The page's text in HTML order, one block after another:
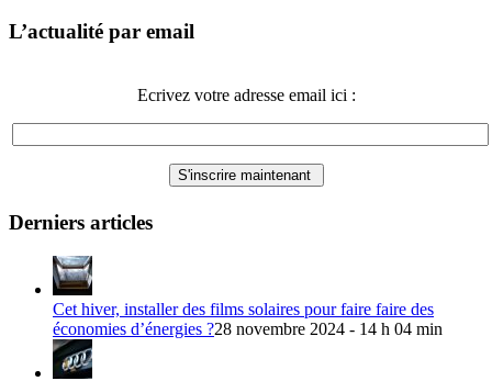
L’actualité par email
Ecrivez votre adresse email ici :
Derniers articles
Cet hiver, installer des films solaires pour faire faire des
économies d’énergies ?28 novembre 2024 - 14 h 04 min